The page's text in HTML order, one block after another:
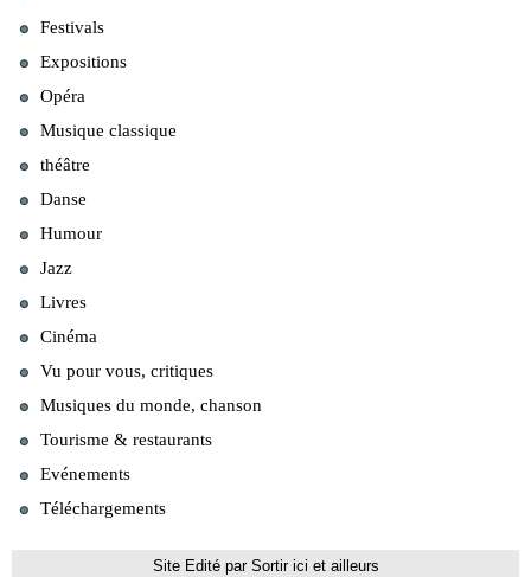
Festivals
Expositions
Opéra
Musique classique
théâtre
Danse
Humour
Jazz
Livres
Cinéma
Vu pour vous, critiques
Musiques du monde, chanson
Tourisme & restaurants
Evénements
Téléchargements
Site Edité par Sortir ici et ailleurs